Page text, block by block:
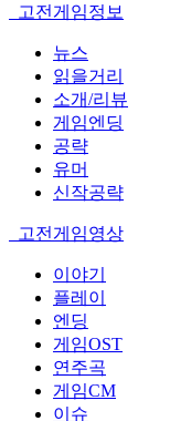
고전게임정보
뉴스
읽을거리
소개/리뷰
게임엔딩
공략
유머
신작공략
고전게임영상
이야기
플레이
엔딩
게임OST
연주곡
게임CM
이슈